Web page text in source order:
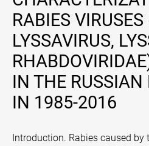
RABIES
LYSSAVIRUS,
IN THE RUSSIAN
IN 1985-2016
Introduction. Rabies caused by